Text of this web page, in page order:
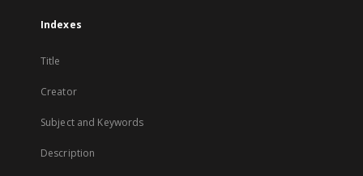
Indexes
Title
Creator
Subject and Keywords
Description